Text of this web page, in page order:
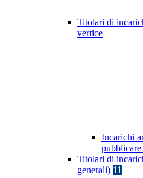
Titolari di
vertice
Incarichi
Titolari di
generali) 11